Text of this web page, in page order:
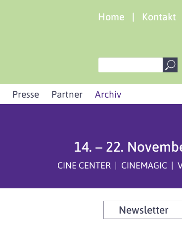
Home | Kontakt
Presse Partner Archiv
14. – 22.
CINE CENTER | CINEMAGIC |
Newsletter